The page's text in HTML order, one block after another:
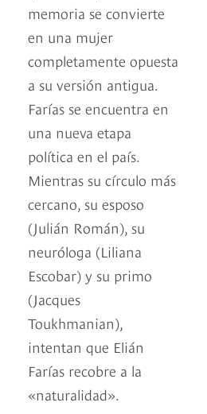
memoria se convierte
en una mujer
completamente opuesta
a su versión antigua.
Farías se encuentra en
una nueva etapa
política en el país.
Mientras su círculo más
cercano, su esposo
(Julián Román), su
neuróloga (Liliana
Escobar) y su primo
(Jacques
Toukhmanian),
intentan que Elián
Farías recobre a la
«naturalidad».